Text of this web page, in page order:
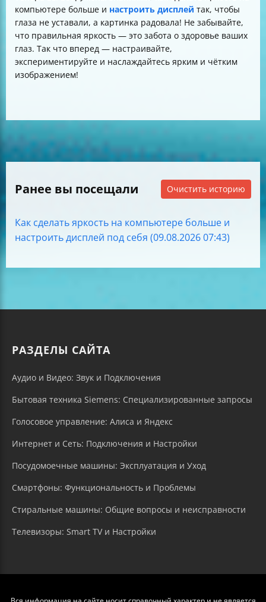
компьютере больше и настроить дисплей так, чтобы
глаза не уставали, а картинка радовала! Не забывайте,
что правильная яркость — это забота о здоровье ваших
глаз. Так что вперед — настраивайте,
экспериментируйте и наслаждайтесь ярким и чётким
изображением!
Ранее вы посещали Очистить историю
Как сделать яркость на компьютере больше и
настроить дисплей под себя (09.08.2026 07:43)
РАЗДЕЛЫ САЙТА
Аудио и Видео: Звук и Подключения
Бытовая техника Siemens: Специализированные запросы
Голосовое управление: Алиса и Яндекс
Интернет и Сеть: Подключения и Настройки
Посудомоечные машины: Эксплуатация и Уход
Смартфоны: Функциональность и Проблемы
Стиральные машины: Общие вопросы и неисправности
Телевизоры: Smart TV и Настройки